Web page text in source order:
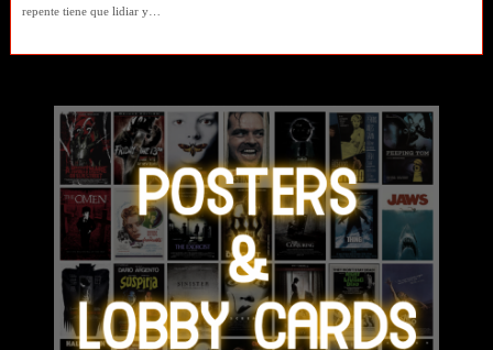
repente tiene que lidiar y…